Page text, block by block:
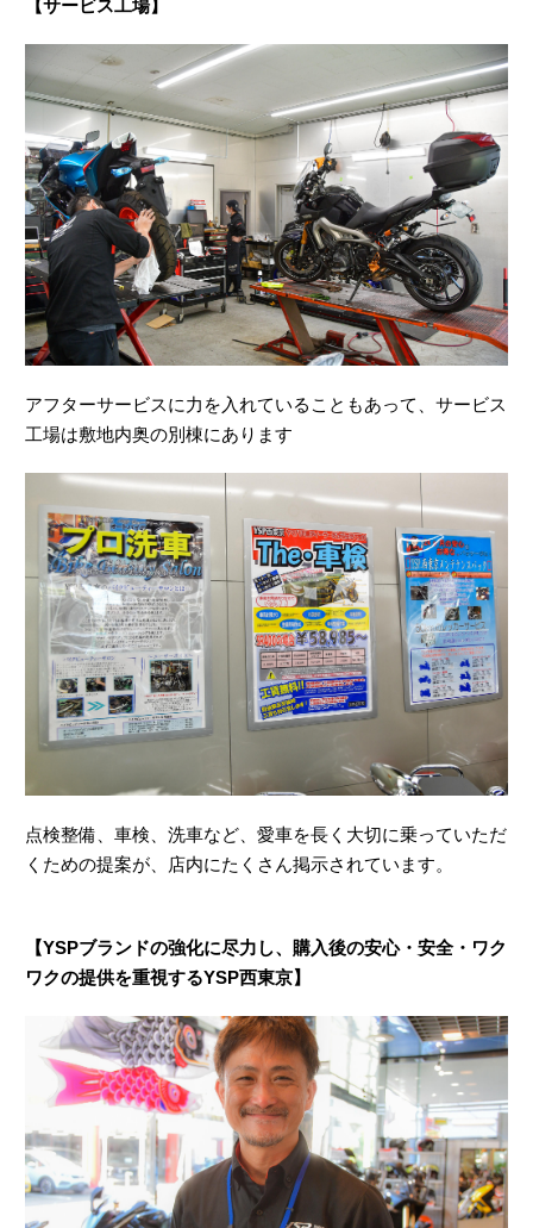
【サービス工場】
アフターサービスに力を入れていることもあって、サービス
工場は敷地内奥の別棟にあります
点検整備、車検、洗車など、愛車を長く大切に乗っていただ
くための提案が、店内にたくさん掲示されています。
【YSPブランドの強化に尽力し、購入後の安心・安全・ワク
ワクの提供を重視するYSP西東京】